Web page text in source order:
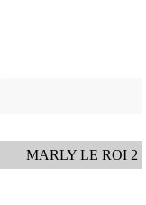
MARLY LE ROI 2